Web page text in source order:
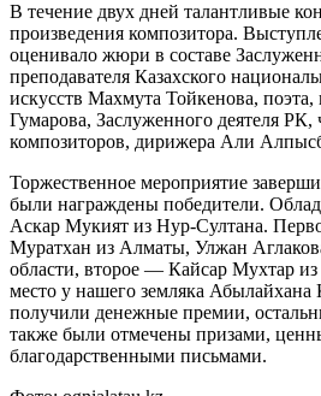
В течение двух дней талантливые
произведения композитора.
оценивало жюри в составе
преподавателя Казахского
искусств Махмута Тойкенова,
Гумарова, Заслуженного деятеля РК,
композиторов, дирижера Али
Торжественное мероприятие
были награждены победители.
Аскар Мукият из Нур-Султана.
Муратхан из Алматы, Улжан
области, второе — Кайсар Мухтар из
место у нашего земляка
получили денежные премии,
также были отмечены призами,
благодарственными письмами.